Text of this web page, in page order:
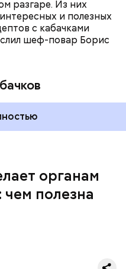
разгаре. Из них
и полезных
с кабачками
шеф-повар Борис
органам
чем полезна
зубы, волосы и
действие;
и забирает
и соли тяжелых
количестве) —
женщинам,
трубка у
принимать для
— это
сосуды под
300 реакций
влияет на